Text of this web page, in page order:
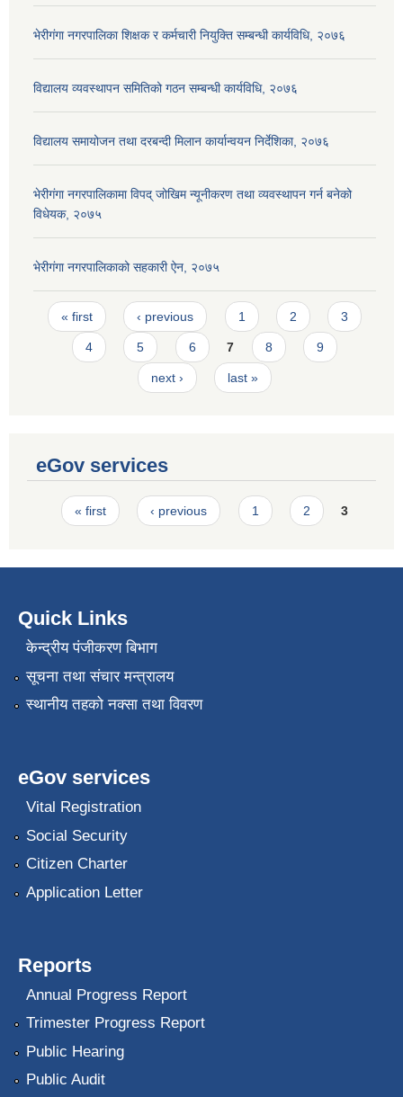
भेरीगंगा नगरपालिका शिक्षक र कर्मचारी नियुक्ति सम्बन्धी कार्यविधि, २०७६
विद्यालय व्यवस्थापन समितिको गठन सम्बन्धी कार्यविधि, २०७६
विद्यालय समायोजन तथा दरबन्दी मिलान कार्यान्वयन निर्देशिका, २०७६
भेरीगंगा नगरपालिकामा विपद् जोखिम न्यूनीकरण तथा व्यवस्थापन गर्न बनेको
विधेयक, २०७५
भेरीगंगा नगरपालिकाको सहकारी ऐन, २०७५
Pages
« first ‹ previous 1 2 3
4 5 6 7 8 9
next › last »
eGov services
Pages
« first ‹ previous 1 2 3
Quick Links
केन्द्रीय पंजीकरण बिभाग
सूचना तथा संचार मन्त्रालय
स्थानीय तहको नक्सा तथा विवरण
eGov services
Vital Registration
Social Security
Citizen Charter
Application Letter
Reports
Annual Progress Report
Trimester Progress Report
Public Hearing
Public Audit